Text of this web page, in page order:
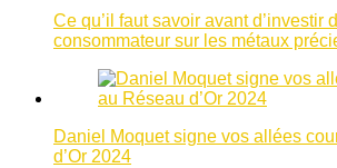
Ce qu’il faut savoir avant d’investir
consommateur sur les métaux
Daniel Moquet signe vos allées
d’Or 2024